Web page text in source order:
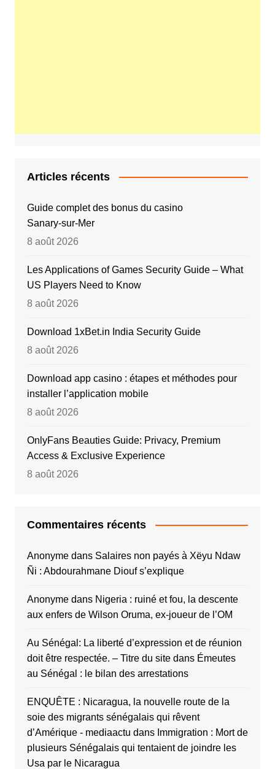
Articles récents
Guide complet des bonus du casino
Sanary‑sur‑Mer
8 août 2026
Les Applications of Games Security Guide – What
US Players Need to Know
8 août 2026
Download 1xBet.in India Security Guide
8 août 2026
Download app casino : étapes et méthodes pour
installer l’application mobile
8 août 2026
OnlyFans Beauties Guide: Privacy, Premium
Access & Exclusive Experience
8 août 2026
Commentaires récents
Anonymedans Salaires non payés à Xëyu Ndaw
Ñi : Abdourahmane Diouf s’explique
Anonymedans Nigeria : ruiné et fou, la descente
aux enfers de Wilson Oruma, ex-joueur de l’OM
Au Sénégal: La liberté d’expression et de réunion
doit être respectée. – Titre du sitedans Émeutes
au Sénégal : le bilan des arrestations
ENQUÊTE : Nicaragua, la nouvelle route de la
soie des migrants sénégalais qui rêvent
d’Amérique - mediaactu dans Immigration : Mort de
plusieurs Sénégalais qui tentaient de joindre les
Usa par le Nicaragua